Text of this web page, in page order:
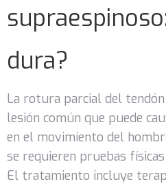
dura?
La rotura parcial del
lesión común que puede
en el movimiento del
se requieren pruebas
El tratamiento incluye